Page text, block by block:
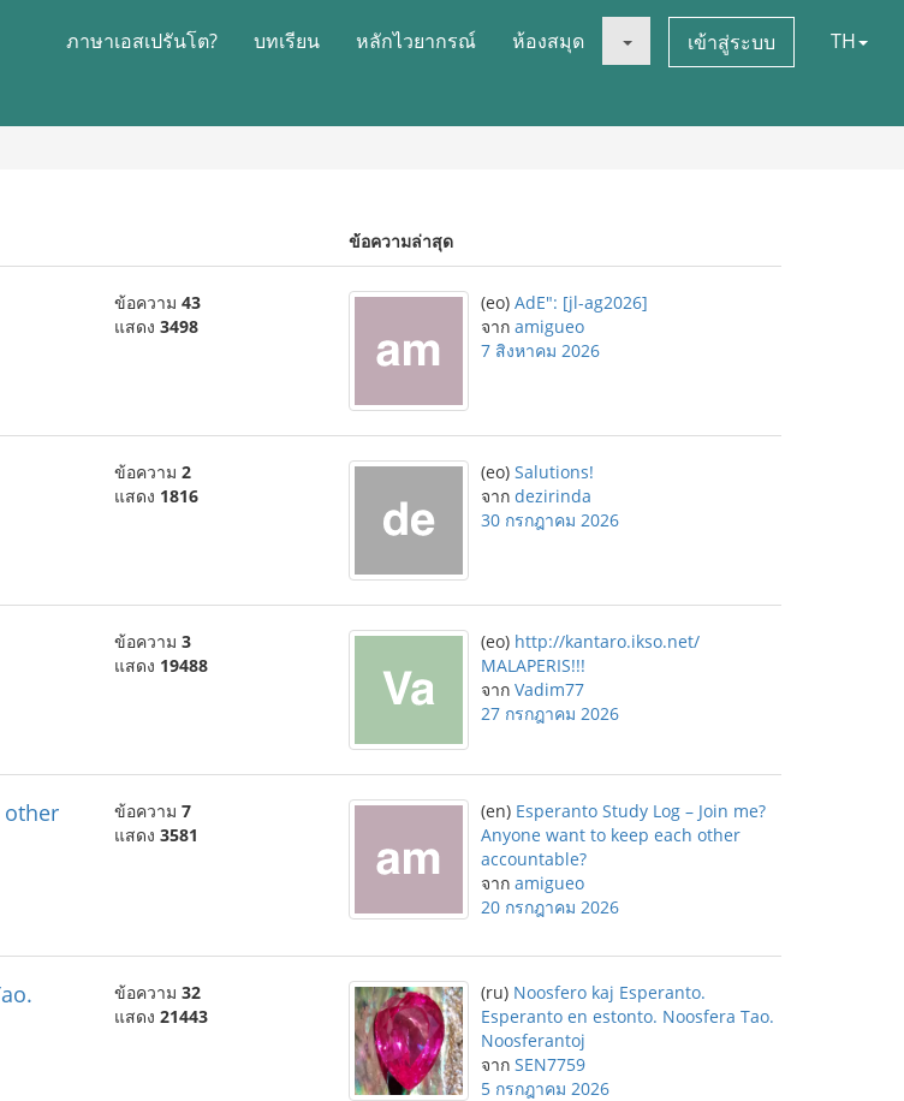
ภาษาเอสเปรันโต? บทเรียน หลักไวยากรณ์ ห้องสมุด เข้าสู่ระบบ TH
ข้อความล่าสุด
ข้อความ 43
แสดง 3498
(eo) AdE": [jl-ag2026]
จาก amigueo
7 สิงหาคม 2026
ข้อความ 2
แสดง 1816
(eo) Salutions!
จาก dezirinda
30 กรกฎาคม 2026
ข้อความ 3
แสดง 19488
(eo) http://kantaro.ikso.net/
MALAPERIS!!!
จาก Vadim77
27 กรกฎาคม 2026
other
ข้อความ 7
แสดง 3581
(en) Esperanto Study Log – Join me?
Anyone want to keep each other
accountable?
จาก amigueo
20 กรกฎาคม 2026
ข้อความ 32
แสดง 21443
(ru) Noosfero kaj Esperanto.
Esperanto en estonto. Noosfera Tao.
Noosferantoj
จาก SEN7759
5 กรกฎาคม 2026